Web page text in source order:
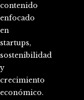
contenido
enfocado
en
startups,
sostenibilidad
y
crecimiento
económico.